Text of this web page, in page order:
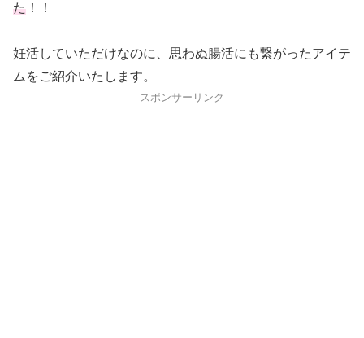
た ！！
妊活していただけなのに、思わぬ腸活にも繋がったアイテ
ムをご紹介いたします。
スポンサーリンク